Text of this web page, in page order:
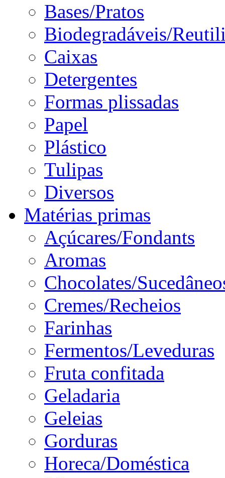
Bases/Pratos
Biodegradáveis/
Caixas
Detergentes
Formas plissadas
Papel
Plástico
Tulipas
Diversos
Matérias primas
Açúcares/Fondants
Aromas
Chocolates/
Cremes/Recheios
Farinhas
Fermentos/Leveduras
Fruta confitada
Geladaria
Geleias
Gorduras
Horeca/Doméstica